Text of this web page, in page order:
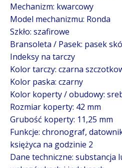
Mechanizm: kwarcowy
Model mechanizmu: Ronda
Szkło: szafirowe
Bransoleta / Pasek: pasek
Indeksy na tarczy
Kolor tarczy: czarna
Kolor paska: czarny
Kolor koperty / obudowy:
Rozmiar koperty: 42 mm
Grubość koperty: 11,25 mm
Funkcje: chronograf,
księżyca na godzinie 2
Dane techniczne: substancja